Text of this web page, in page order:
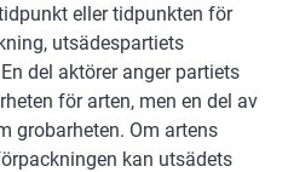
eller tidpunkten för
utsädespartiets
del aktörer anger partiets
för arten, men en del av
grobarheten. Om artens
kan utsädets